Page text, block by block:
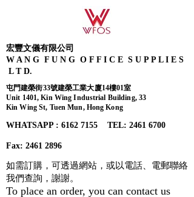
宏豐文儀有限公司
W A N G F U N G O F F I C E S U P P L I E S
L T D.
屯門建榮街33號建榮工業大廈14樓01室
Unit 1401, Kin Wing Industrial Building, 33
Kin Wing St, Tuen Mun, Hong Kong
WHATSAPP : 6162 7155​ TEL: 2461 6700
Fax: 2461 2896
如需訂購，可透過網站，或以電話、電郵聯絡
我們查詢， 謝謝。
To place an order, you can contact us